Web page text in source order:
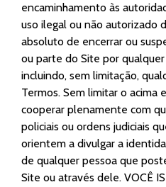
encaminhamento às
uso ilegal ou não autorizado
absoluto de encerrar ou
ou parte do Site por
incluindo, sem limitação,
Termos. Sem limitar o
cooperar plenamente com
policiais ou ordens judiciais
orientem a divulgar a
de qualquer pessoa que
Site ou através dele. VOCÊ